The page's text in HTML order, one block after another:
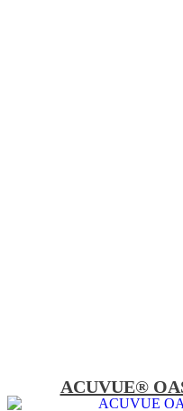
ACUVUE®